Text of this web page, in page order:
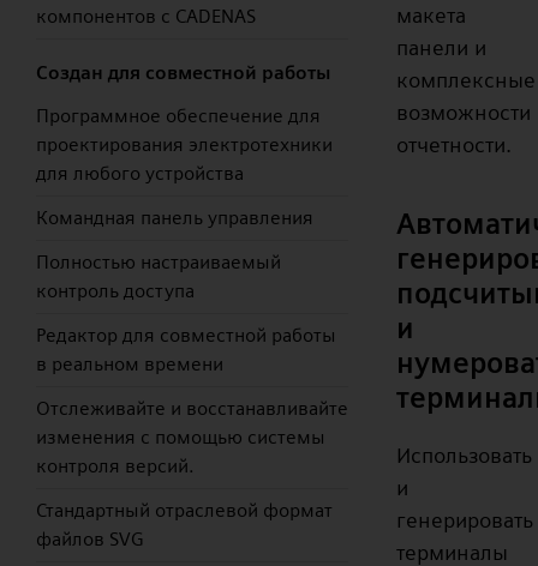
компонентов с CADENAS
Создан для совместной работы
Программное обеспечение для
проектирования электротехники
для любого устройства
Командная панель управления
Полностью настраиваемый
контроль доступа
Редактор для совместной работы
в реальном времени
Отслеживайте и восстанавливайте
изменения с помощью системы
контроля версий.
Стандартный отраслевой формат
файлов SVG
макета
панели и
комплексные
возможности
отчетности.
и
Использовать
и
генерировать
терминалы